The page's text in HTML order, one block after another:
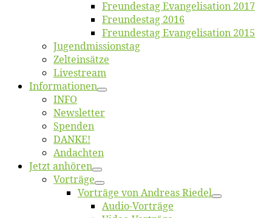
Freun­des­tag Evan­ge­li­sa­ti­on 2017
Freun­des­tag 2016
Freun­des­tag Evan­ge­li­sa­ti­on 2015
Jugend­mis­sions­tag
Zelt­ein­sät­ze
Live­stream
Informatio­nen
INFO
News­let­ter
Spen­den
DANKE!
An­dach­ten
Jetzt an­hö­ren
Vor­trä­ge
Vor­trä­ge von An­dre­as Riedel
Au­dio-Vor­trä­ge